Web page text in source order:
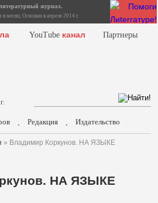
журнал.
месяц. Основан в апреле 2014 г.
YouTube канал Партнеры
. Редакция . Издательство
» Владимир Коркунов. НА ЯЗЫКЕ
НА ЯЗЫКЕ